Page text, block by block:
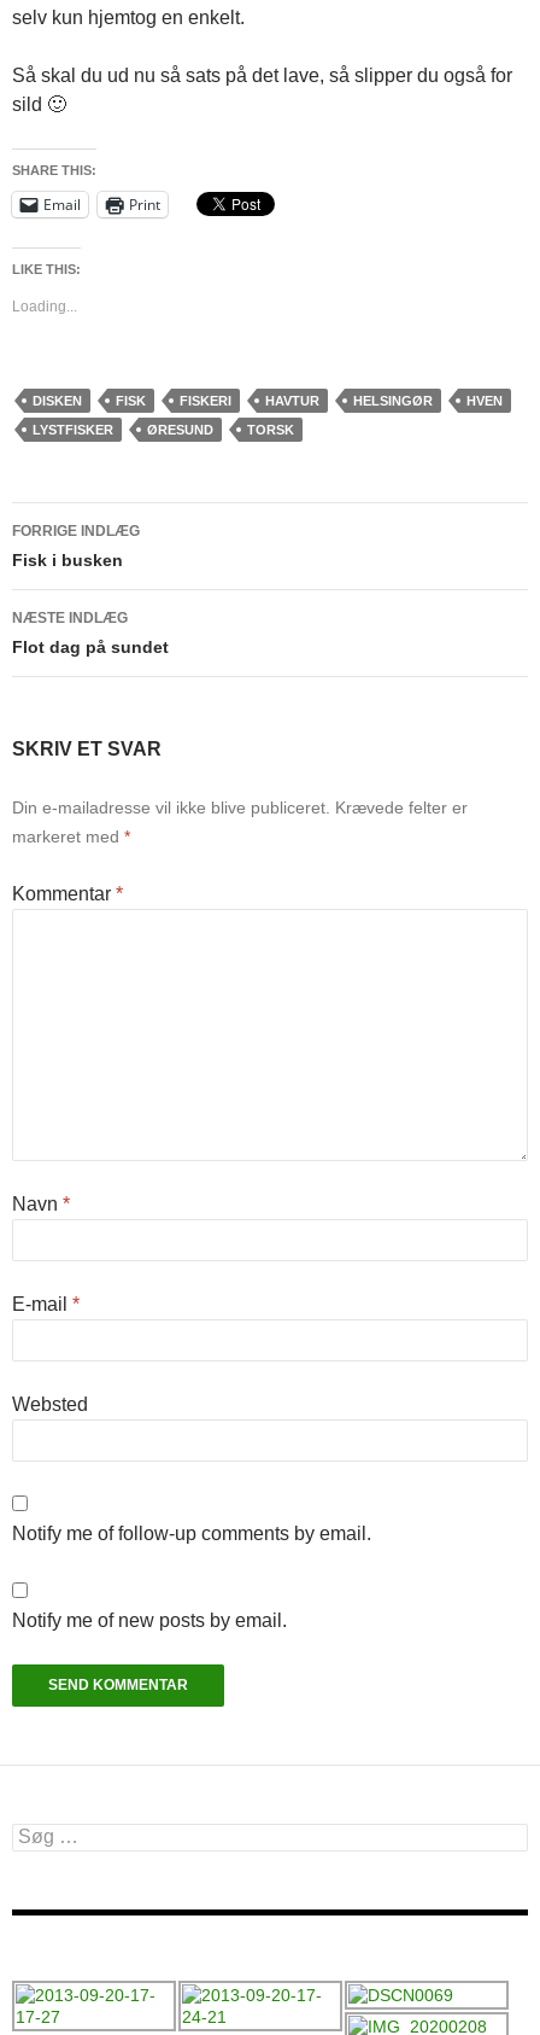
selv kun hjemtog en enkelt.
Så skal du ud nu så sats på det lave, så slipper du også for
sild 🙂
SHARE THIS:
Email Print
LIKE THIS:
Loading...
DISKEN FISK FISKERI HAVTUR HELSINGØR
HVEN
LYSTFISKER
ØRESUND TORSK
Indlægsnavigation
FORRIGE INDLÆG
Fisk i busken
NÆSTE INDLÆG
Flot dag på sundet
SKRIV ET SVAR
Din e-mailadresse vil ikke blive publiceret. Krævede felter er
markeret med *
Kommentar *
Navn *
E-mail *
Websted
Notify me of follow-up comments by email.
Notify me of new posts by email.
Søg
efter: